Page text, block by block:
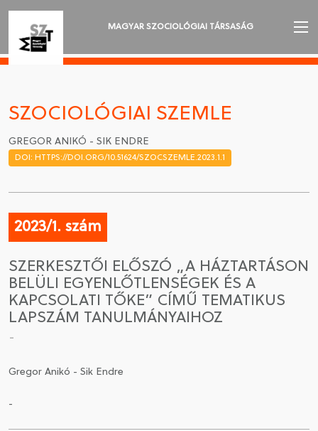
MAGYAR SZOCIOLÓGIAI TÁRSASÁG
AKTUALITÁSOK
VÁNDORGYŰLÉSEK
SZAKOSZTÁLYOK
DÍJAK
NYELVVÁLASZTÁS
TAGSÁGOMAT
SZOCIOLÓGIAI SZEMLE
GREGOR ANIKÓ - SIK ENDRE
DOI: HTTPS://DOI.ORG/10.51624/SZOCSZEMLE.2023.1.1
2023/1. szám
SZERKESZTŐI ELŐSZÓ „A HÁZTARTÁSON
BELÜLI EGYENLŐTLENSÉGEK ÉS A
KAPCSOLATI TŐKE” CÍMŰ TEMATIKUS
LAPSZÁM TANULMÁNYAIHOZ
-
Gregor Anikó - Sik Endre
-